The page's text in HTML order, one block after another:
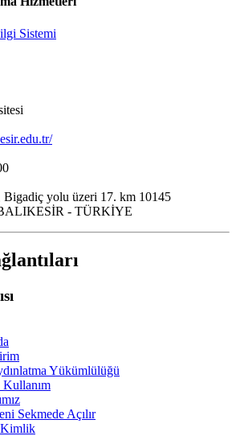
Sistemi
Bigadiç yolu üzeri 17. km 10145
- TÜRKİYE
Yükümlülüğü
Sekmede Açılır